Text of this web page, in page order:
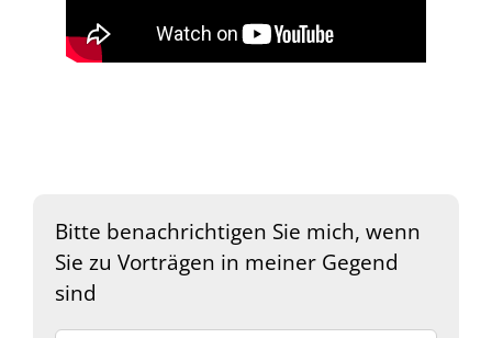
Bitte benachrichtigen Sie mich, wenn
Sie zu Vorträgen in meiner Gegend
sind